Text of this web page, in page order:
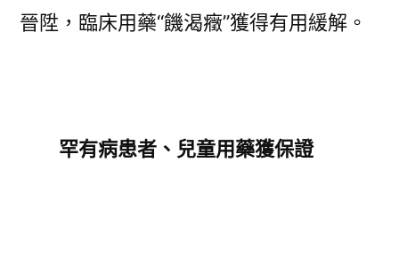
晉陞，臨床用藥“饑渴癥”獲得有用緩解。
罕有病患者、兒童用藥獲保證